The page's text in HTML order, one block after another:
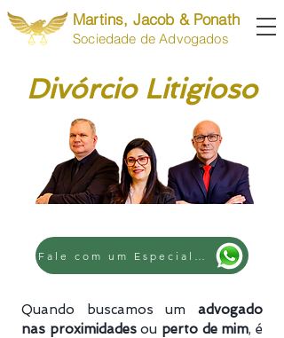
Martins, Jacob & Ponath
Sociedade de Advogados
Divórcio Litigioso
Quando buscamos um advogado
nas proximidadesou perto de mim, é